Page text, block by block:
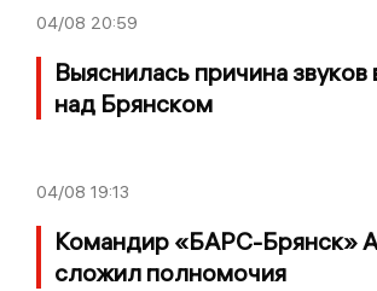
04/08 20:59
Выяснилась причина звуков
над Брянском
04/08 19:13
Командир «БАРС-Брянск»
сложил полномочия